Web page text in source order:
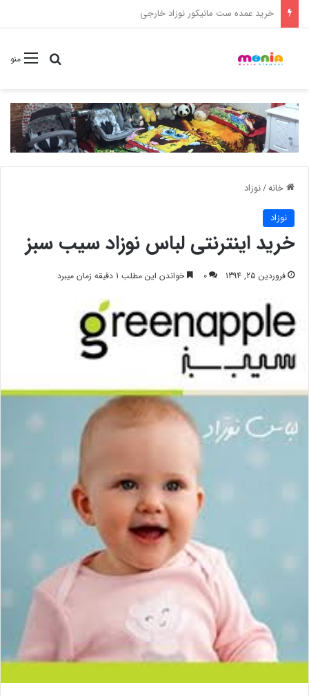
خرید شامپو سر و بدن 500 میل کودک موستلا
منوجستجو
خانه/نوزاد
نوزاد
خرید اینترنتی لباس نوزاد سیب سبز
فروردین 25, 1394 0 خواندن این مطلب 1 دقیقه زمان میبرد